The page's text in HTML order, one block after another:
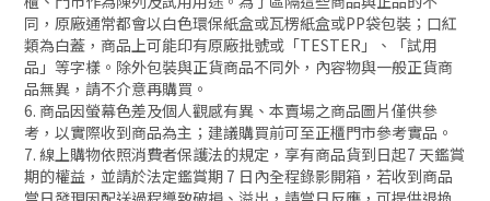
同，原廠通常都會以白色環保紙盒或瓦楞紙盒或PP袋包裝；口紅
類為白蓋，商品上可能印有原廠批號或「TESTER」、「試用
品」等字樣。除外包裝與正貨商品不同外，內容物與一般正貨商
品無異，請不介意再購買。
6. 商品因螢幕色差及個人觀感有異、本賣場之商品圖片僅供參
考，以實際收到商品為主；建議購買前可至正櫃門市參考實品。
7. 線上購物依照消費者保護法的規定，享有商品貨到日起7 天鑑賞
期的權益，並請於法定鑑賞期 7 日內全程錄影開箱，若收到商品